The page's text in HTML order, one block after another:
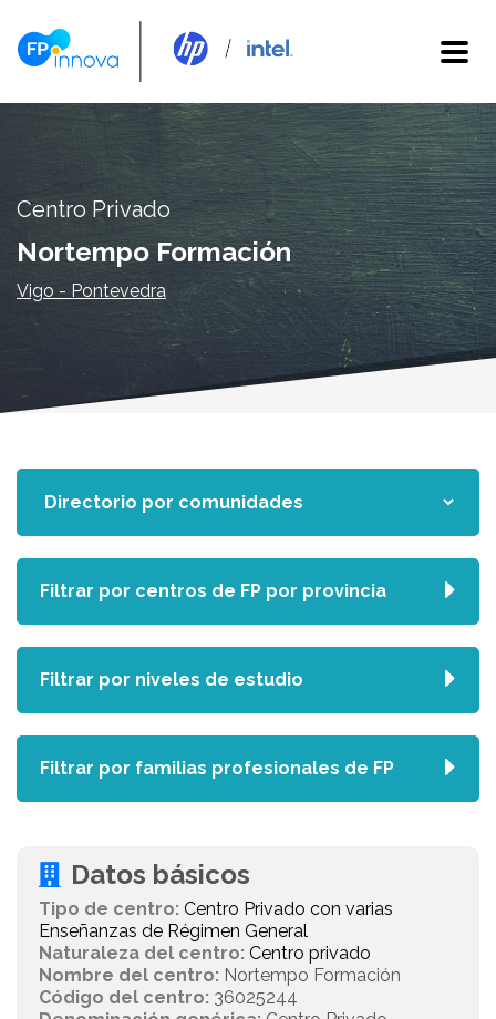
Centro Privado
Nortempo Formación
Vigo - Pontevedra
Datos básicos
Tipo de centro: Centro Privado con varias
Enseñanzas de Régimen General
Naturaleza del centro: Centro privado
Nombre del centro: Nortempo Formación
Código del centro: 36025244
Filtrar por centros de FP por provincia
Filtrar por niveles de estudio
Filtrar por familias profesionales de FP